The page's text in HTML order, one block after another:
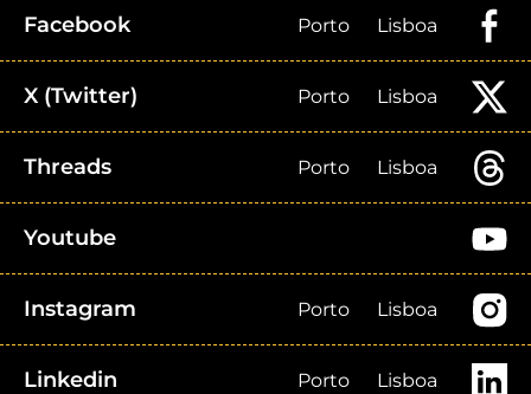
Facebook Porto Lisboa
X (Twitter) Porto Lisboa
Threads Porto Lisboa
Youtube
Instagram Porto Lisboa
Linkedin Porto Lisboa